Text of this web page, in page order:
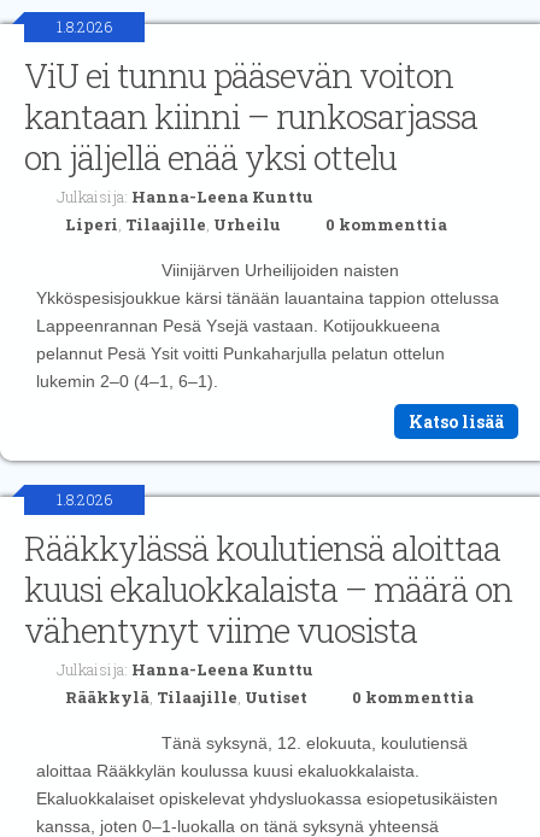
1.8.2026
ViU ei tunnu pääsevän voiton
kantaan kiinni – runkosarjassa
on jäljellä enää yksi ottelu
Julkaisija: Hanna-Leena Kunttu
Liperi, Tilaajille, Urheilu 0 kommenttia
Viinijärven Urheilijoiden naisten
Ykköspesisjoukkue kärsi tänään lauantaina tappion ottelussa
Lappeenrannan Pesä Ysejä vastaan. Kotijoukkueena
pelannut Pesä Ysit voitti Punkaharjulla pelatun ottelun
lukemin 2–0 (4–1, 6–1).
Katso lisää
1.8.2026
Rääkkylässä koulutiensä aloittaa
kuusi ekaluokkalaista – määrä on
vähentynyt viime vuosista
Julkaisija: Hanna-Leena Kunttu
Rääkkylä, Tilaajille, Uutiset 0 kommenttia
Tänä syksynä, 12. elokuuta, koulutiensä
aloittaa Rääkkylän koulussa kuusi ekaluokkalaista.
Ekaluokkalaiset opiskelevat yhdysluokassa esiopetusikäisten
kanssa, joten 0–1-luokalla on tänä syksynä yhteensä